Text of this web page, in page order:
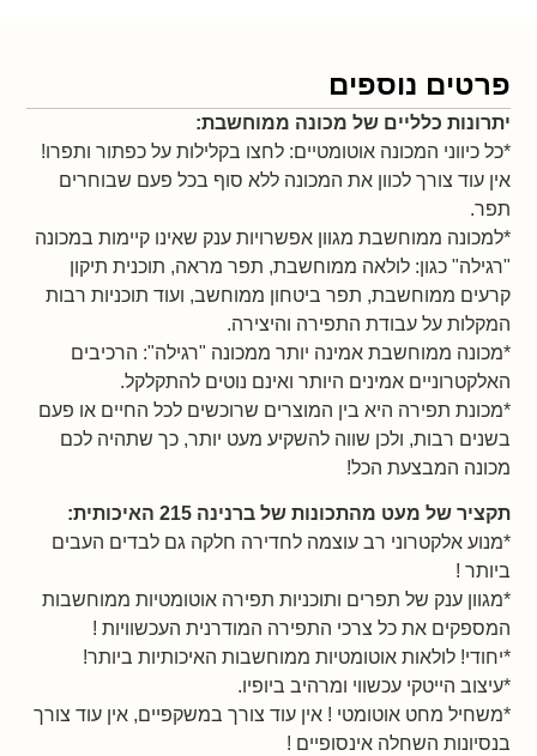
פרטים נוספים
יתרונות כלליים של מכונה ממוחשבת:
*כל כיווני המכונה אוטומטיים: לחצו בקלילות על כפתור ותפרו!
אין עוד צורך לכוון את המכונה ללא סוף בכל פעם שבוחרים
תפר.
*למכונה ממוחשבת מגוון אפשרויות ענק שאינו קיימות במכונה
"רגילה" כגון: לולאה ממוחשבת, תפר מראה, תוכנית תיקון
קרעים ממוחשבת, תפר ביטחון ממוחשב, ועוד תוכניות רבות
המקלות על עבודת התפירה והיצירה.
*מכונה ממוחשבת אמינה יותר ממכונה "רגילה": הרכיבים
האלקטרוניים אמינים היותר ואינם נוטים להתקלקל.
*מכונת תפירה היא בין המוצרים שרוכשים לכל החיים או פעם
בשנים רבות, ולכן שווה להשקיע מעט יותר, כך שתהיה לכם
מכונה המבצעת הכל!
תקציר של מעט מהתכונות של ברנינה 215 האיכותית:
*מנוע אלקטרוני רב עוצמה לחדירה חלקה גם לבדים העבים
ביותר !
*מגוון ענק של תפרים ותוכניות תפירה אוטומטיות ממוחשבות
המספקים את כל צרכי התפירה המודרנית העכשוויות !
*יחודי! לולאות אוטומטיות ממוחשבות האיכותיות ביותר!
*עיצוב הייטקי עכשווי ומרהיב ביופיו.
*משחיל מחט אוטומטי ! אין עוד צורך במשקפיים, אין עוד צורך
בנסיונות השחלה אינסופיים !